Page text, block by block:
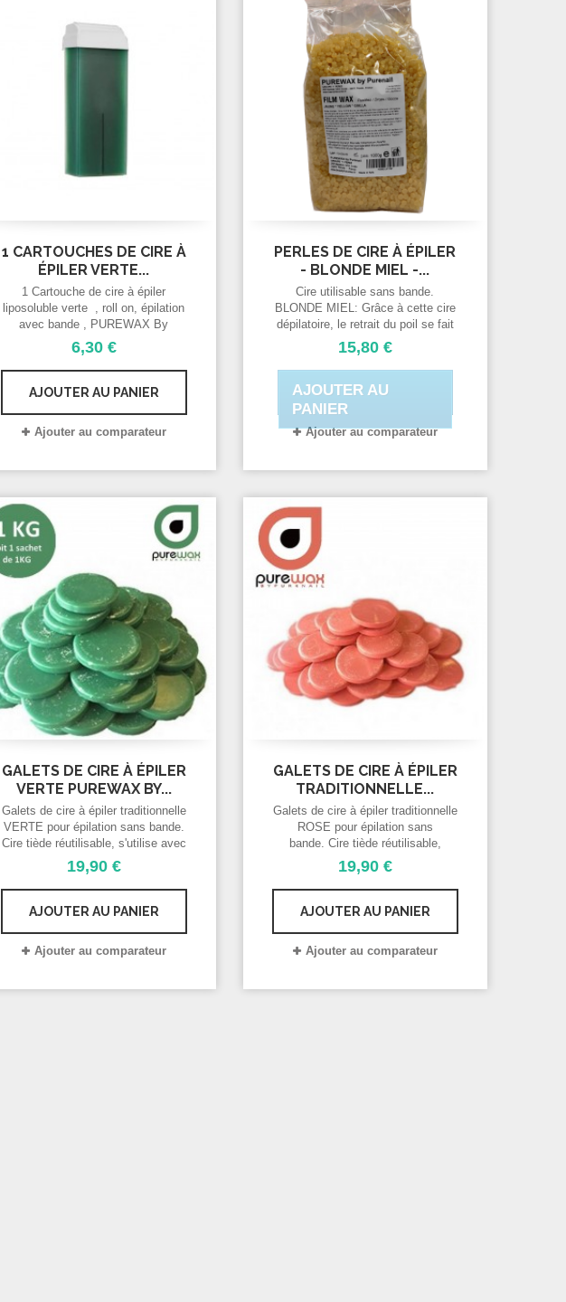
1 CARTOUCHES DE CIRE À
ÉPILER VERTE...
1 Cartouche de cire à épiler
liposoluble verte , roll on, épilation
avec bande , PUREWAX By
Purenail cartouche standard 100
ml.
6,30 €
AJOUTER AU PANIER
Ajouter au comparateur
PERLES DE CIRE À ÉPILER
- BLONDE MIEL -...
Cire utilisable sans bande.
BLONDE MIEL: Grâce à cette cire
dépilatoire, le retrait du poil se fait
tout en douceur et la peau reste
soyeuse. Cire riche en Titane,
idéale pour les peaux les plus
sensibles et fines. Douce et
élastique, idéale pour ceux qui
de tout le corps ou qui souhaitent
15,80 €
AJOUTER AU
PANIER
Ajouter au comparateur
GALETS DE CIRE À ÉPILER
VERTE PUREWAX BY...
Galets de cire à épiler traditionnelle
VERTE pour épilation sans bande.
Cire tiède réutilisable, s'utilise avec
un chauffe cire, PUREWAX By
Purenail. S'utilise avec un chauffe
cire, épilation à la cire tiède, cire
sans bande.
19,90 €
AJOUTER AU PANIER
Ajouter au comparateur
GALETS DE CIRE À ÉPILER
TRADITIONNELLE...
Galets de cire à épiler traditionnelle
ROSE pour épilation sans
bande. Cire tiède réutilisable,
s'utilise avec un chauffe cire,
PUREWAX By Purenail. cire
réutilisable, s'utilise avec un
chauffe cire, PUREWAX By
19,90 €
AJOUTER AU PANIER
Ajouter au comparateur